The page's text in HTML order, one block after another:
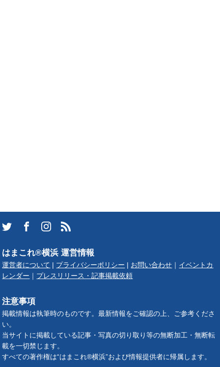
はまこれ®横浜 運営情報
運営者について プライバシーポリシー お問い合わせ
イベントカ
レンダー
プレスリリース・記事掲載依頼
注意事項
掲載情報は執筆時のものです。最新情報をご確認の上、ご参考くださ
い。
当サイトに掲載している記事・写真の切り取り等の無断加工・無断転
載を一切禁じます。
すべての著作権は“はまこれ®横浜”および情報提供者に帰属します。